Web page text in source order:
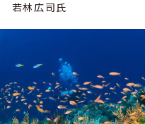
若林広司氏